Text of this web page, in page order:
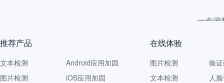
一个
推荐产品
文本检测
图片检测
Android应用加固
iOS应用加固
在线体验
图片检测
文本检测
验
人